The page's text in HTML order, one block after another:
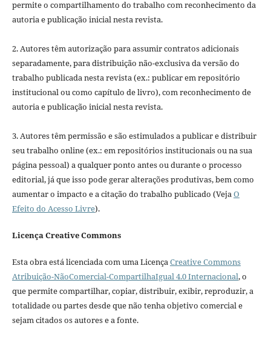
permite o compartilhamento do trabalho com reconhecimento da
autoria e publicação inicial nesta revista.
2. Autores têm autorização para assumir contratos adicionais
separadamente, para distribuição não-exclusiva da versão do
trabalho publicada nesta revista (ex.: publicar em repositório
institucional ou como capítulo de livro), com reconhecimento de
autoria e publicação inicial nesta revista.
3. Autores têm permissão e são estimulados a publicar e distribuir
seu trabalho online (ex.: em repositórios institucionais ou na sua
página pessoal) a qualquer ponto antes ou durante o processo
editorial, já que isso pode gerar alterações produtivas, bem como
aumentar o impacto e a citação do trabalho publicado (VejaO
Efeito do Acesso Livre).
Licença Creative Commons
Esta obra está licenciada com uma LicençaCreative Commons
Atribuição-NãoComercial-CompartilhaIgual 4.0 Internacional, o
que permite compartilhar, copiar, distribuir, exibir, reproduzir, a
totalidade ou partes desde que não tenha objetivo comercial e
sejam citados os autores e a fonte.